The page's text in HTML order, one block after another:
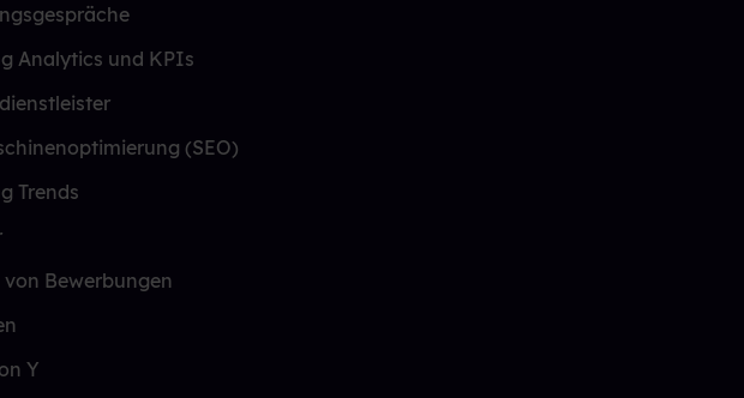
Analytics und KPIs
(SEO)
Trends
von Bewerbungen
Y